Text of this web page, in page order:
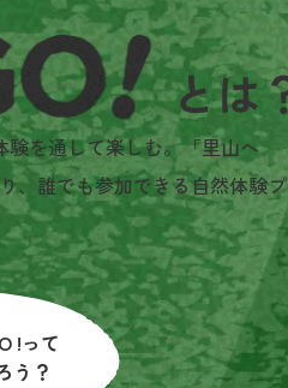
を通して楽しむ。「里山へ
、誰でも参加できる自然体験プ
!って
う？